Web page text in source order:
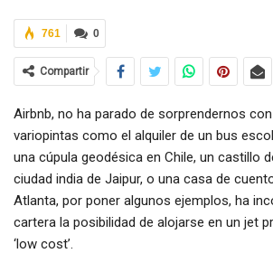
0
761
Compartir
Airbnb, no ha parado de sorprendernos
variopintas como el alquiler de un bus
una cúpula geodésica en Chile, un castillo
ciudad india de Jaipur, o una casa de
Atlanta, por poner algunos ejemplos, ha
cartera la posibilidad de alojarse en un jet
‘low cost’.